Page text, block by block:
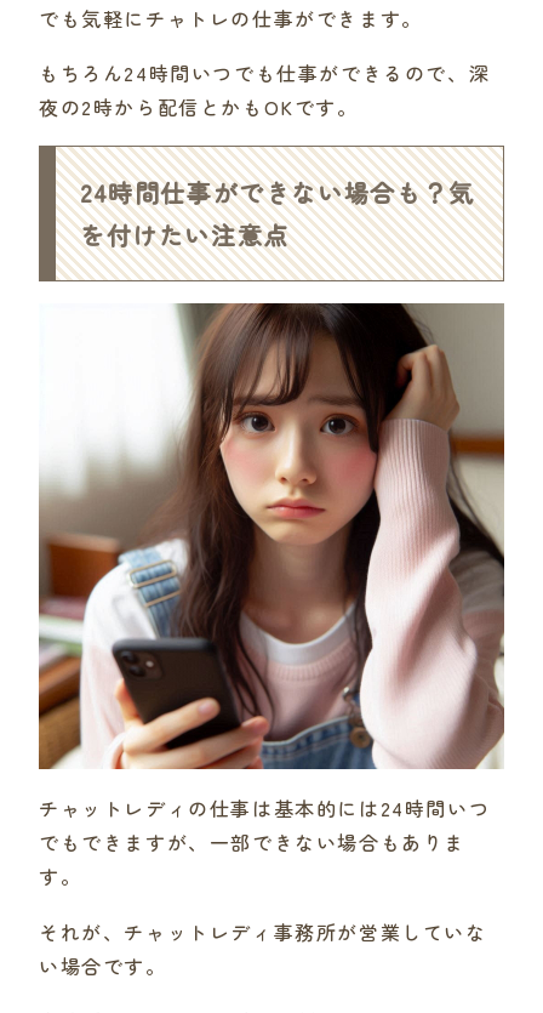
でも気軽にチャトレの仕事ができます。
もちろん24時間いつでも仕事ができるので、深
夜の2時から配信とかもOKです。
24時間仕事ができない場合も？気
を付けたい注意点
チャットレディの仕事は基本的には24時間いつ
でもできますが、一部できない場合もありま
す。
それが、チャットレディ事務所が営業していな
い場合です。